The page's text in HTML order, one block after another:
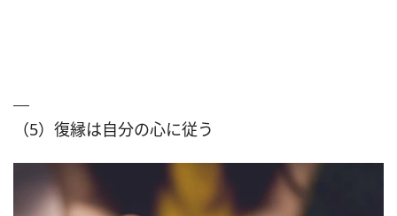
（5）復縁は自分の心に従う